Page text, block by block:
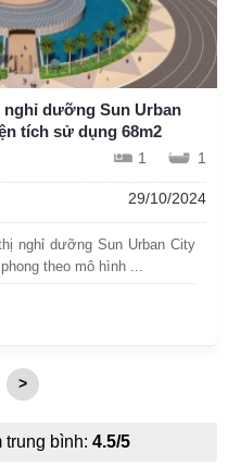
nghỉ dưỡng Sun Urban
tích sử dụng 68m2
1 1
29/10/2024
nghỉ dưỡng Sun Urban City
theo mô hình ...
>
trung bình: 4.5/5